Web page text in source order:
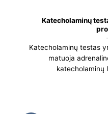
Katecholaminų
Katecholaminų testas
matuoja
katecholaminų